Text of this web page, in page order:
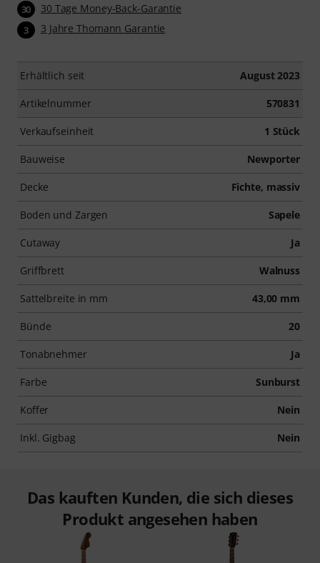
30 30 Tage Money-Back-Garantie
3 3 Jahre Thomann Garantie
Erhältlich seit August 2023
Artikelnummer 570831
Verkaufseinheit 1 Stück
Bauweise Newporter
Decke Fichte, massiv
Boden und Zargen Sapele
Cutaway Ja
Griffbrett Walnuss
Sattelbreite in mm 43,00 mm
Bünde 20
Tonabnehmer Ja
Farbe Sunburst
Koffer Nein
Inkl. Gigbag Nein
Das kauften Kunden, die sich dieses
Produkt angesehen haben